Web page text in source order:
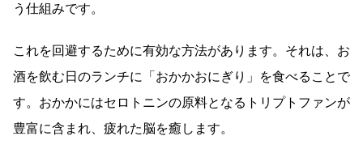
う仕組みです。
これを回避するために有効な方法があります。それは、お
酒を飲む日のランチに「おかかおにぎり」を食べることで
す。おかかにはセロトニンの原料となるトリプトファンが
豊富に含まれ、疲れた脳を癒します。